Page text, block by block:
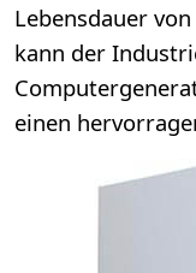
Lebensdauer
kann der
einen